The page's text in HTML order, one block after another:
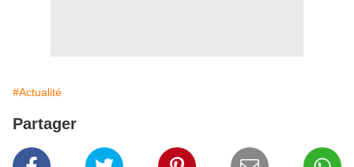
#Actualité
Partager